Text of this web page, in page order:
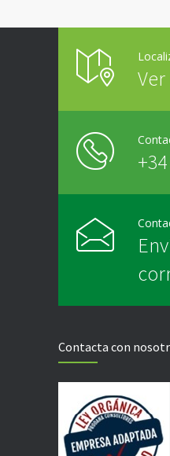
Contacta con